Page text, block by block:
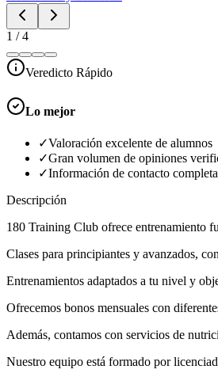
1 /4
Veredicto Rápido
Lo mejor
✓Valoración excelente de alumnos
✓Gran volumen de opiniones
✓Información de contacto completa
Descripción
180 Training Club ofrece entrenamiento
Clases para principiantes y avanzados,
Entrenamientos adaptados a tu nivel y
Ofrecemos bonos mensuales con
Además, contamos con servicios de
Nuestro equipo está formado por